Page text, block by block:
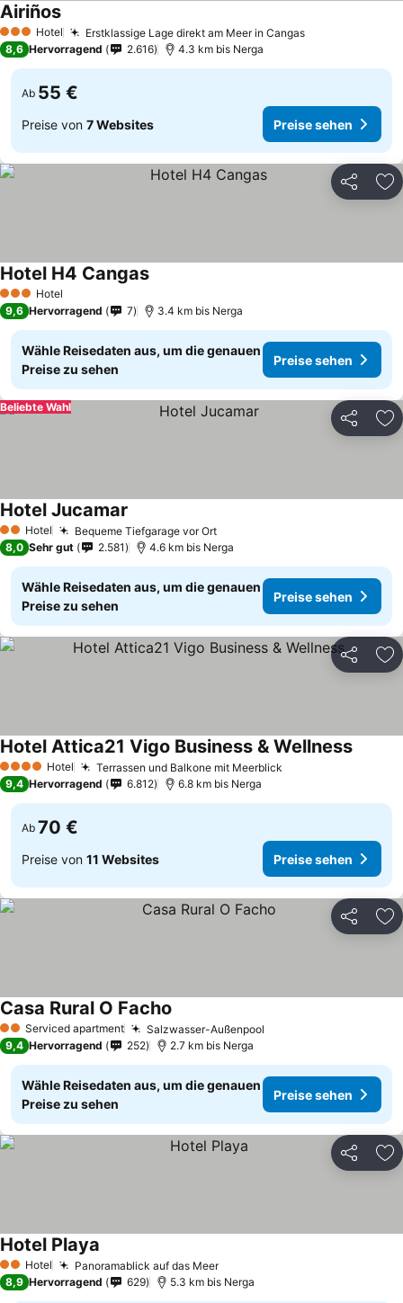
3 SterneHotel Erstklassige Lage direkt am Meer in Cangas
Airiños
8,6 Hervorragend 2.616 4.3 km bis Nerga
Ab 55 €
Preise von 7 Websites Preise sehen
Teilen
3 SterneHotel
Hotel H4 Cangas
9,6 Hervorragend 7 3.4 km bis Nerga
Wähle Reisedaten aus, um die genauen
Preise zu sehen
Preise sehen
Teilen
Beliebte Wahl
2 Sterne
Hotel Bequeme Tiefgarage vor Ort
Hotel Jucamar
8,0 Sehr gut 2.581 4.6 km bis Nerga
Wähle Reisedaten aus, um die genauen
Preise zu sehen
Preise sehen
Teilen
4 Sterne Hotel Terrassen und Balkone mit Meerblick
Hotel Attica21 Vigo Business & Wellness
9,4 Hervorragend 6.812 6.8 km bis Nerga
Ab 70 €
Preise von 11 Websites Preise sehen
Teilen
2 SterneServiced apartment Salzwasser-Außenpool
Casa Rural O Facho
9,4 Hervorragend 252 2.7 km bis Nerga
Wähle Reisedaten aus, um die genauen
Preise zu sehen
Preise sehen
Teilen
2 Sterne
Hotel Panoramablick auf das Meer
Hotel Playa
8,9 Hervorragend 629 5.3 km bis Nerga